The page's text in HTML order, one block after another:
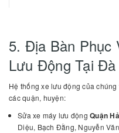
5. Địa Bàn Phục
Lưu Động Tại Đà
Hệ thống xe lưu động của
các quận, huyện:
Sửa xe máy lưu động Quận
Diệu, Bạch Đằng, Nguyễn